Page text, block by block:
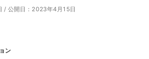
/ 公開日：2023年4月15日
ン